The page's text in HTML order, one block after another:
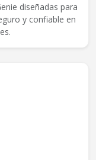
diseñadas para
y confiable en